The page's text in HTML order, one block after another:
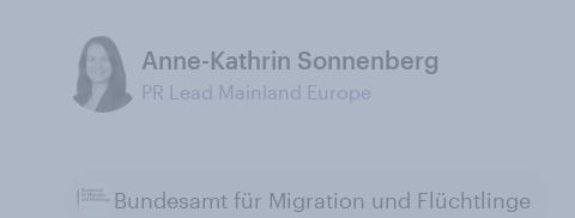
Anne-Kathrin Sonnenberg
PR Lead Mainland Europe
Bundesamt für Migration und Flüchtlinge